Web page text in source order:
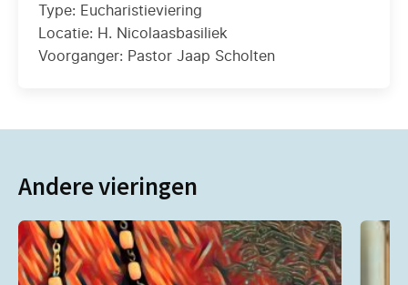
Type: Eucharistieviering
Locatie: H. Nicolaasbasiliek
Voorganger: Pastor Jaap Scholten
Andere vieringen